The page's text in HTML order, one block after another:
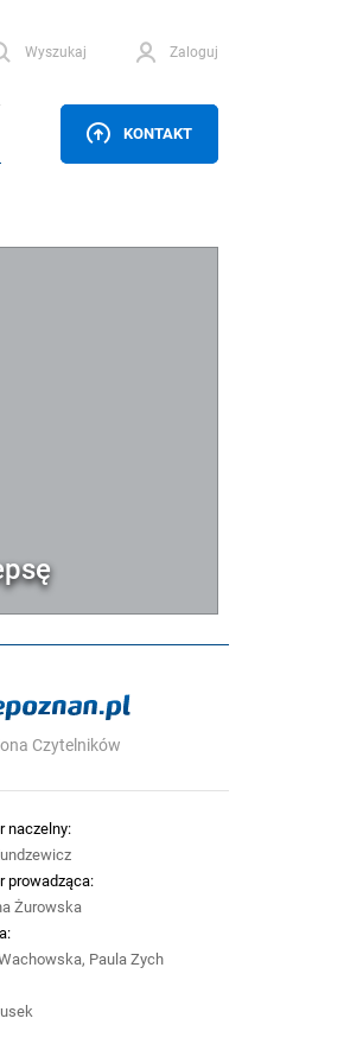
Wyszukaj Zaloguj
KONTAKT
Czytelników
naczelny:
prowadząca:
Żurowska
Paula Zych